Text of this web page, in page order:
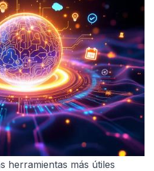
herramientas más útiles